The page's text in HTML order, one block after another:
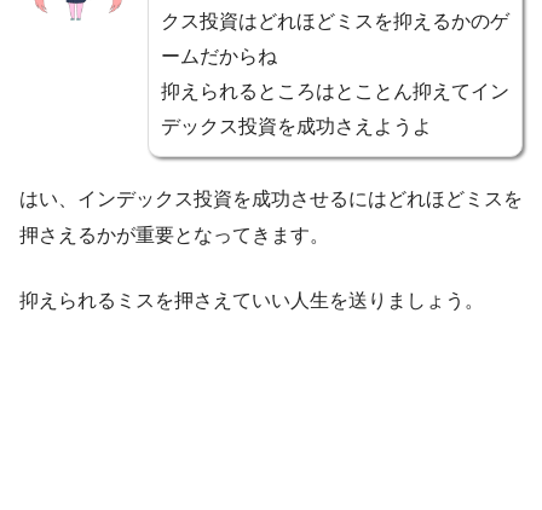
クス投資はどれほどミスを抑えるかのゲ
ームだからね
抑えられるところはとことん抑えてイン
デックス投資を成功さえようよ
はい、インデックス投資を成功させるにはどれほどミスを
押さえるかが重要となってきます。
抑えられるミスを押さえていい人生を送りましょう。